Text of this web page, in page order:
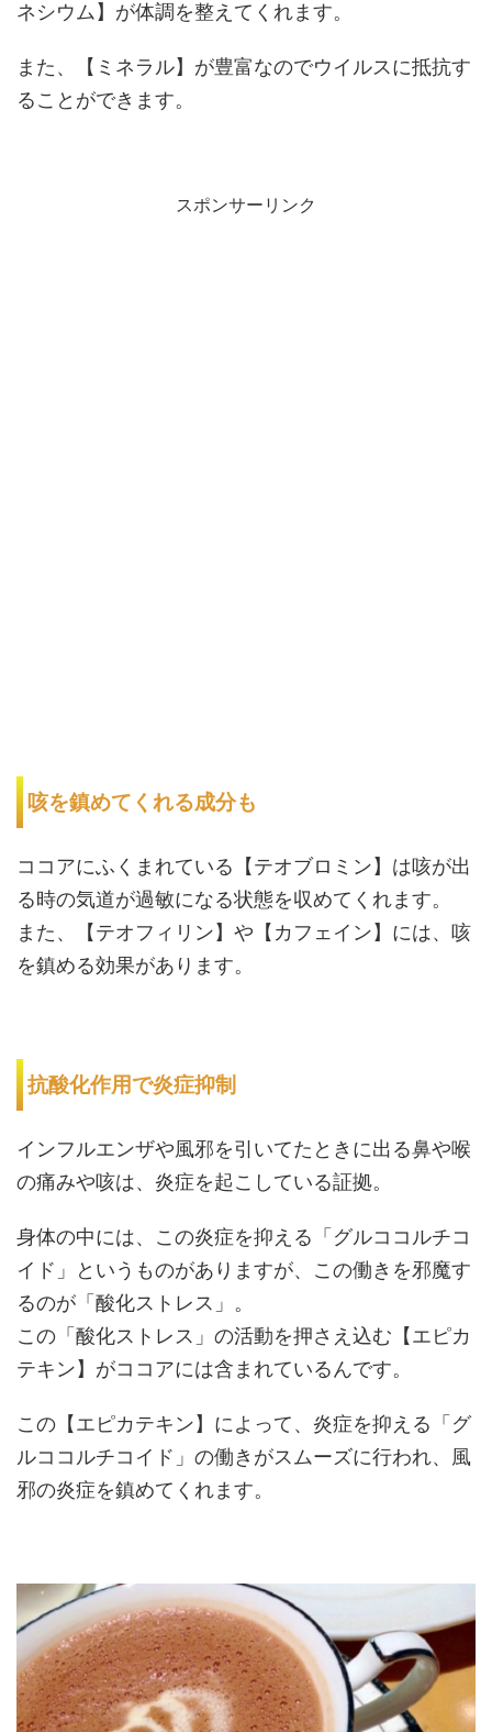
ネシウム】が体調を整えてくれます。
また、【ミネラル】が豊富なのでウイルスに抵抗す
ることができます。
スポンサーリンク
咳を鎮めてくれる成分も
ココアにふくまれている【テオブロミン】は咳が出
る時の気道が過敏になる状態を収めてくれます。
また、【テオフィリン】や【カフェイン】には、咳
を鎮める効果があります。
抗酸化作用で炎症抑制
インフルエンザや風邪を引いてたときに出る鼻や喉
の痛みや咳は、炎症を起こしている証拠。
身体の中には、この炎症を抑える「グルココルチコ
イド」というものがありますが、この働きを邪魔す
るのが「酸化ストレス」。
この「酸化ストレス」の活動を押さえ込む【エピカ
テキン】がココアには含まれているんです。
この【エピカテキン】によって、炎症を抑える「グ
ルココルチコイド」の働きがスムーズに行われ、風
邪の炎症を鎮めてくれます。